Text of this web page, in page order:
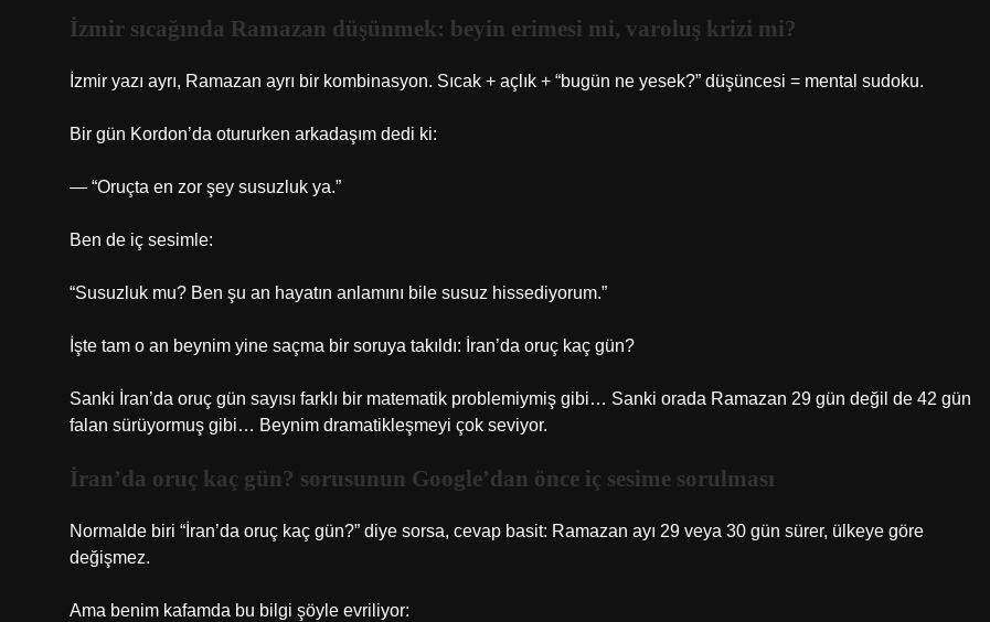
İzmir sıcağında Ramazan düşünmek: beyin erimesi mi, varoluş krizi mi?
İzmir yazı ayrı, Ramazan ayrı bir kombinasyon. Sıcak + açlık + “bugün ne yesek?” düşüncesi = mental sudoku.
Bir gün Kordon’da otururken arkadaşım dedi ki:
— “Oruçta en zor şey susuzluk ya.”
Ben de iç sesimle:
“Susuzluk mu? Ben şu an hayatın anlamını bile susuz hissediyorum.”
İşte tam o an beynim yine saçma bir soruya takıldı: İran’da oruç kaç gün?
Sanki İran’da oruç gün sayısı farklı bir matematik problemiymiş gibi… Sanki orada Ramazan 29 gün değil de 42 gün
falan sürüyormuş gibi… Beynim dramatikleşmeyi çok seviyor.
İran’da oruç kaç gün? sorusunun Google’dan önce iç sesime sorulması
Normalde biri “İran’da oruç kaç gün?” diye sorsa, cevap basit: Ramazan ayı 29 veya 30 gün sürer, ülkeye göre
değişmez.
Ama benim kafamda bu bilgi şöyle evriliyor: